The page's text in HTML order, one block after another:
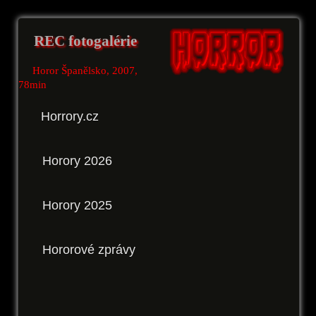
REC fotogalérie
Horor Španělsko, 2007,
78min
Horrory.cz
Horory 2026
Horory 2025
Hororové zprávy